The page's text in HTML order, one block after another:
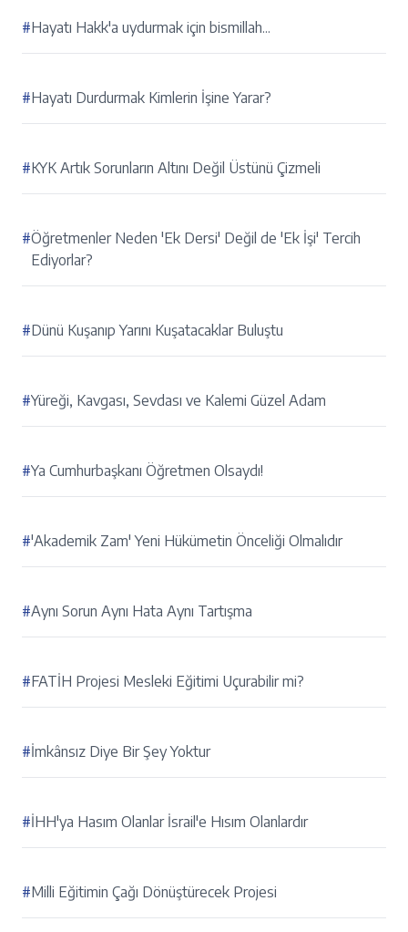
#Hayatı Hakk'a uydurmak için bismillah...
#Hayatı Durdurmak Kimlerin İşine Yarar?
#KYK Artık Sorunların Altını Değil Üstünü Çizmeli
#Öğretmenler Neden 'Ek Dersi' Değil de 'Ek İşi' Tercih
Ediyorlar?
#Dünü Kuşanıp Yarını Kuşatacaklar Buluştu
#Yüreği, Kavgası, Sevdası ve Kalemi Güzel Adam
#Ya Cumhurbaşkanı Öğretmen Olsaydı!
#'Akademik Zam' Yeni Hükümetin Önceliği Olmalıdır
#Aynı Sorun Aynı Hata Aynı Tartışma
#FATİH Projesi Mesleki Eğitimi Uçurabilir mi?
#İmkânsız Diye Bir Şey Yoktur
#İHH'ya Hasım Olanlar İsrail'e Hısım Olanlardır
#Milli Eğitimin Çağı Dönüştürecek Projesi